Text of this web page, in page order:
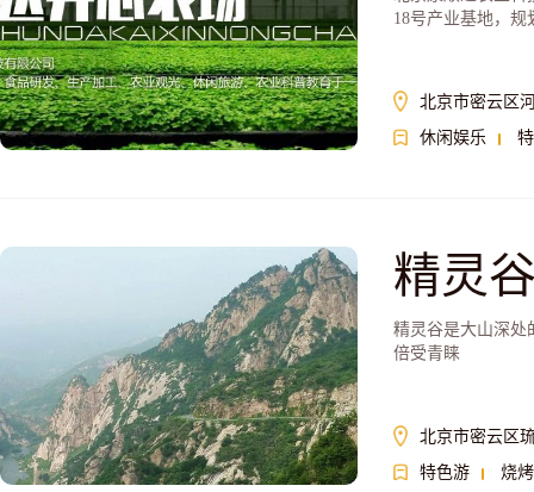
18号产业基地，规
北京市密云区
休闲娱乐
精灵
精灵谷是大山深处
倍受青睐
北京市密云区
特色游
烧烤